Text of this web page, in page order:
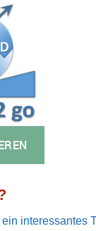
interessantes